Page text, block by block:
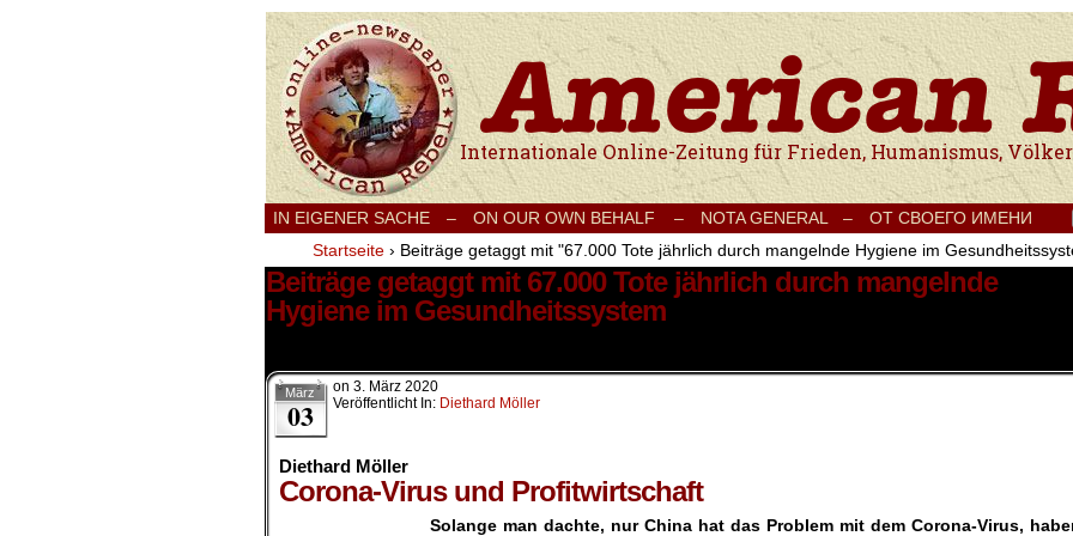
Internationale Onlinezeitung für Frieden, Humanismus, Völkerverständigung und
IN EIGENER SACHE – ON OUR OWN BEHALF – NOTA GENERAL – ОТ СВОЕГО ИМЕНИ
Startseite › Beiträge getaggt mit "67.000 Tote jährlich durch mangelnde Hygiene im
Beiträge getaggt mit 67.000 Tote jährlich durch mangelnde
Hygiene im Gesundheitssystem
März
03
on 3. März 2020
Veröffentlicht In: Diethard Möller
Diethard Möller
Corona-Virus und Profitwirtschaft
Solange man dachte, nur China hat das Problem mit dem Corona-Virus,